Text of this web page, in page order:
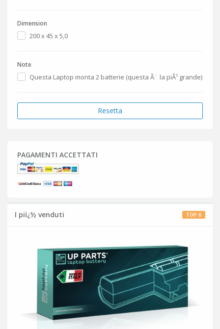
Dimension
200 x 45 x 5,0
Note
Questa Laptop monta 2 batterie (questa Ã¨ la piÃ¹ grande)
Resetta
PAGAMENTI ACCETTATI
I piï¿½ venduti TOP 6